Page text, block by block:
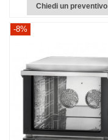
Chiedi un preventivo
-8%